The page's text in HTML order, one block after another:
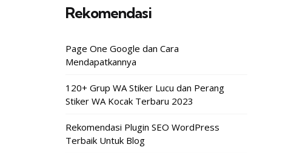
Rekomendasi
Page One Google dan Cara
Mendapatkannya
120+ Grup WA Stiker Lucu dan Perang
Stiker WA Kocak Terbaru 2023
Rekomendasi Plugin SEO WordPress
Terbaik Untuk Blog